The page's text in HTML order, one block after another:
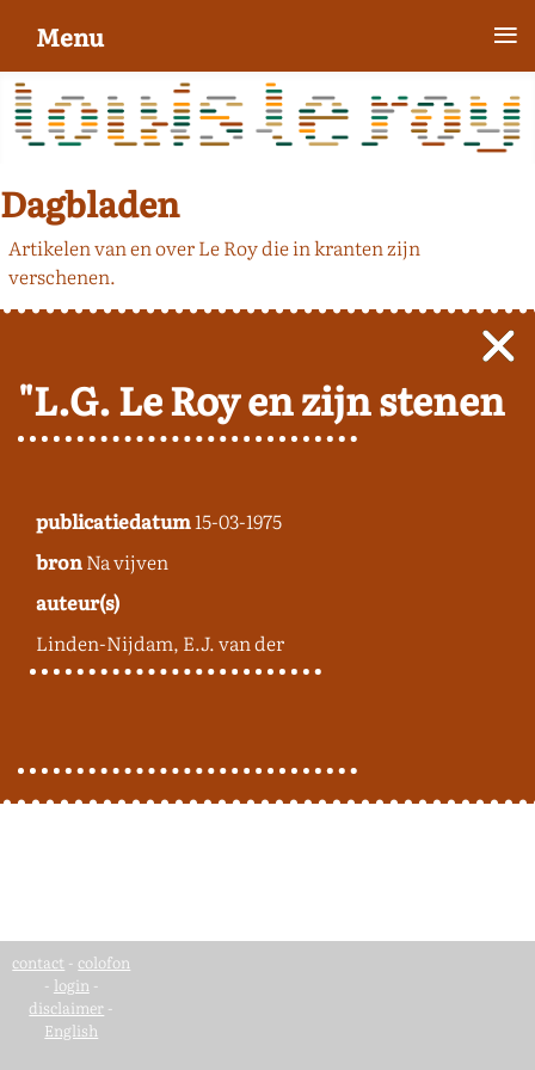
Dagbladen
Artikelen van en over Le Roy die in kranten zijn
verschenen.
"L.G. Le Roy en zijn stenen
publicatiedatum15-03-1975
bronNa vijven
auteur(s)
Linden-Nijdam, E.J. van der
contact - colofon
- login -
disclaimer -
English
Menu ≡